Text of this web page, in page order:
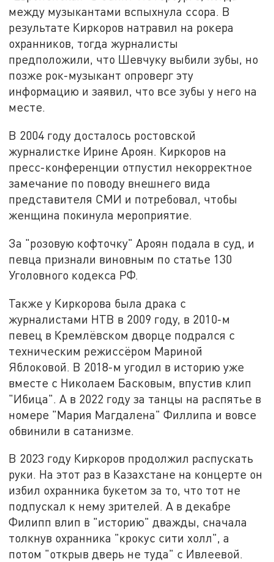
между музыкантами вспыхнула ссора. В
результате Киркоров натравил на рокера
охранников, тогда журналисты
предположили, что Шевчуку выбили зубы, но
позже рок-музыкант опроверг эту
информацию и заявил, что все зубы у него на
месте.
В 2004 году досталось ростовской
журналистке Ирине Ароян. Киркоров на
пресс-конференции отпустил некорректное
замечание по поводу внешнего вида
представителя СМИ и потребовал, чтобы
женщина покинула мероприятие.
За "розовую кофточку" Ароян подала в суд, и
певца признали виновным по статье 130
Уголовного кодекса РФ.
Также у Киркорова была драка с
журналистами НТВ в 2009 году, в 2010-м
певец в Кремлёвском дворце подрался с
техническим режиссёром Мариной
Яблоковой. В 2018-м угодил в историю уже
вместе с Николаем Басковым, впустив клип
"Ибица". А в 2022 году за танцы на распятье в
номере "Мария Магдалена" Филлипа и вовсе
обвинили в сатанизме.
В 2023 году Киркоров продолжил распускать
руки. На этот раз в Казахстане на концерте он
избил охранника букетом за то, что тот не
подпускал к нему зрителей. А в декабре
Филипп влип в "историю" дважды, сначала
толкнув охранника "крокус сити холл", а
потом "открыв дверь не туда" с Ивлеевой.